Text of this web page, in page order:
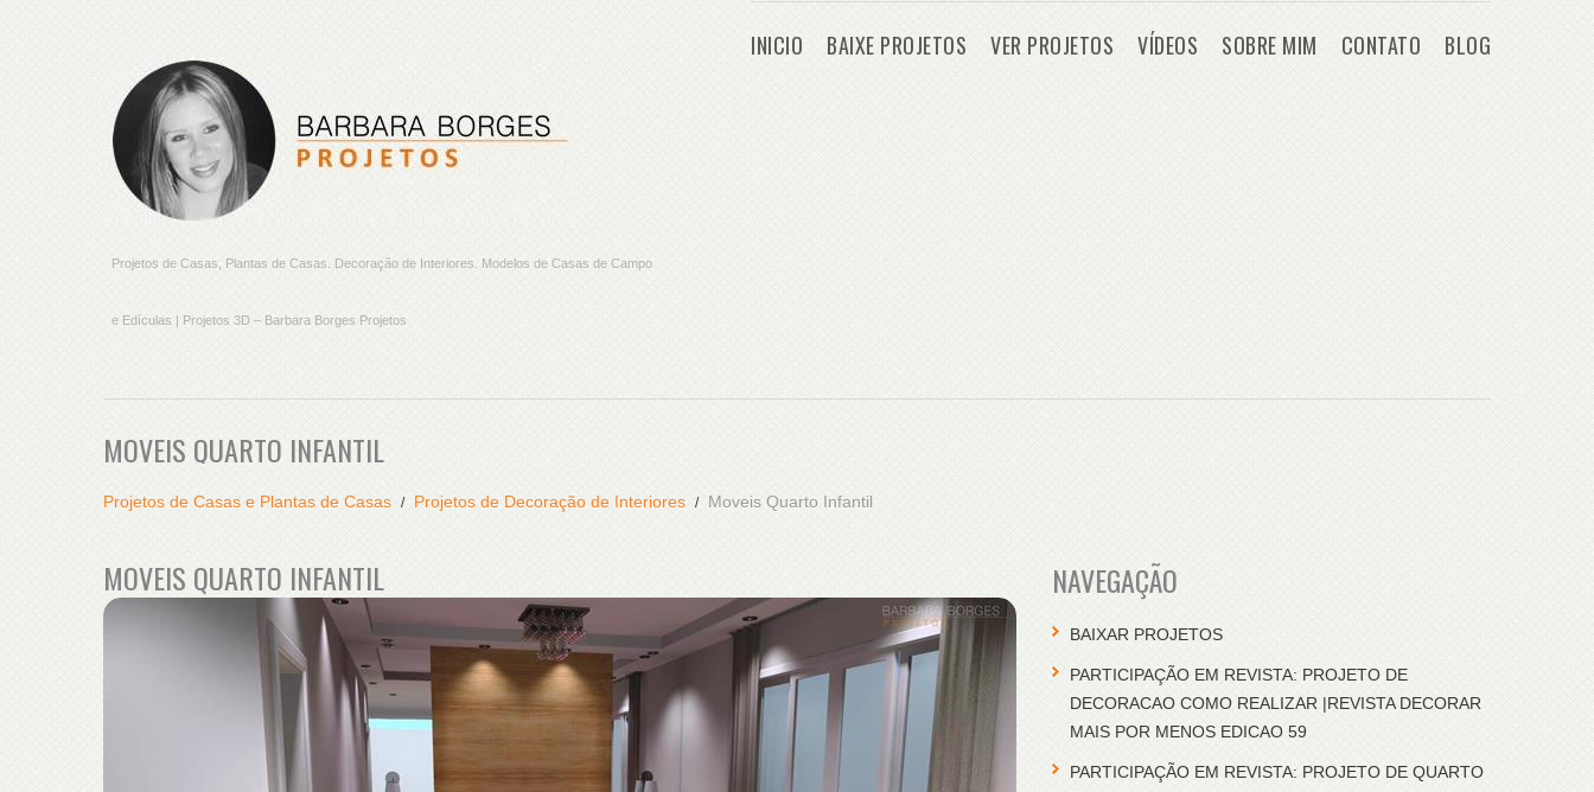
Projetos de Casas, Plantas de Casas. Decoração de Interiores. Modelos de Casas de Campo
e Edículas | Projetos 3D – Barbara Borges Projetos
INICIO BAIXE PROJETOS VER PROJETOS VÍDEOS SOBRE MIM CONTATO BLOG
MOVEIS QUARTO INFANTIL
Projetos de Casas e Plantas de Casas Projetos de Decoração de Interiores Moveis Quarto Infantil
MOVEIS QUARTO INFANTIL NAVEGAÇÃO
BAIXAR PROJETOS
PARTICIPAÇÃO EM REVISTA: PROJETO DE
DECORACAO COMO REALIZAR |REVISTA DECORAR
MAIS POR MENOS EDICAO 59
PARTICIPAÇÃO EM REVISTA: PROJETO DE QUARTO